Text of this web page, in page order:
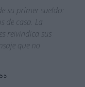
su primer sueldo:
de casa. La
reivindica sus
que no